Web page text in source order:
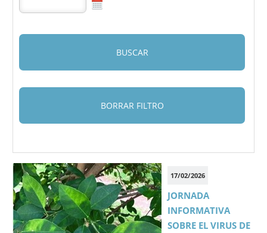
17/02/2026
JORNADA
INFORMATIVA
SOBRE EL VIRUS DE